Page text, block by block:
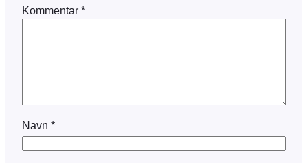
Kommentar *
Navn *